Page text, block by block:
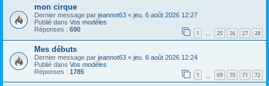
mon cirque
Dernier message par jeannot63 « jeu. 6 août 2026 12:27
Publié dans Vos modèles
Réponses : 690 1 … 25 26 27 28
Mes débuts
Dernier message par jeannot63 « jeu. 6 août 2026 12:24
Publié dans Vos modèles
Réponses : 1785 1 69 70 71 72